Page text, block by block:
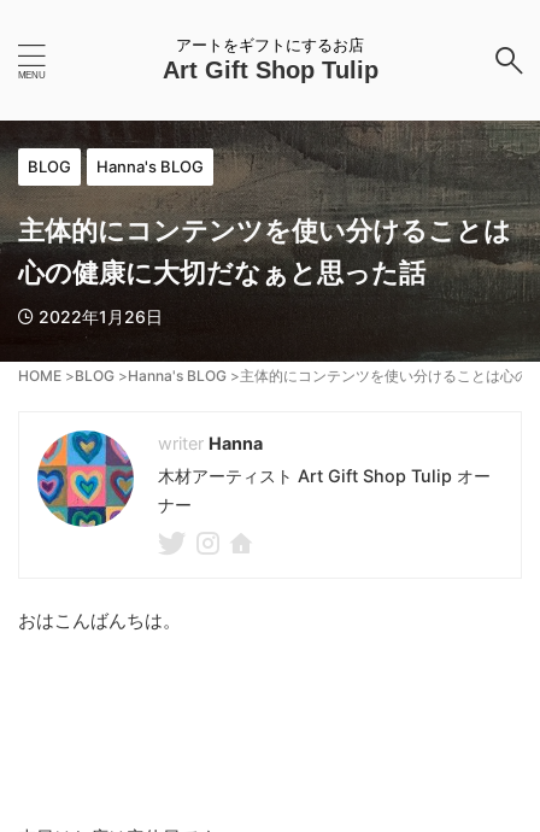
アートをギフトにするお店
Art Gift Shop Tulip
BLOG Hanna's BLOG
主体的にコンテンツを使い分けることは
心の健康に大切だなぁと思った話
2022年1月26日
HOME >BLOG >Hanna's BLOG >主体的にコンテンツを使い分けることは心の
Hanna
木材アーティスト Art Gift Shop Tulip オー
ナー
おはこんばんちは。